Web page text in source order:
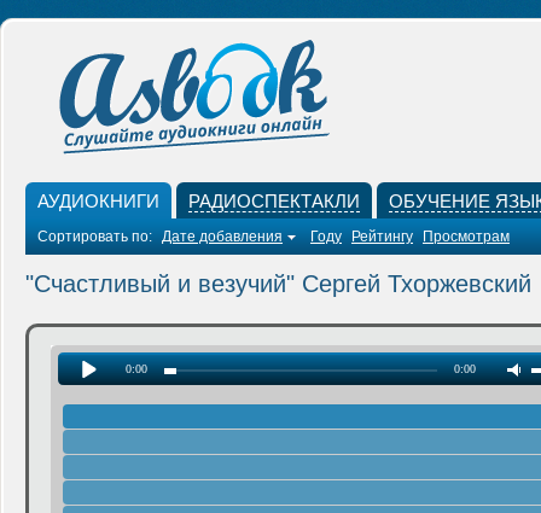
АУДИОКНИГИ РАДИОСПЕКТАКЛИ ОБУЧЕНИЕ
Сортировать по: Дате добавления Году Рейтингу Просмотрам
"Счастливый и везучий" Сергей Тхоржевский
0:00 0:00